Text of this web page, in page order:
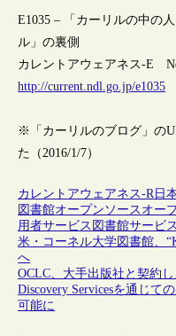
E1035 – 「カーリルの中の
ル」の裏側
カレントアウェアネス-E
http://current.ndl.go.jp/e1035
※「カーリルのブログ」の
た（2016/1/7）
カレントアウェアネス-R日
図書館オープンソース オー
用者サービス 図書館サービス
米・コーネル大学図書館、
へ
OCLC、大手出版社と契約し
Discovery Servicesを通じて
可能に